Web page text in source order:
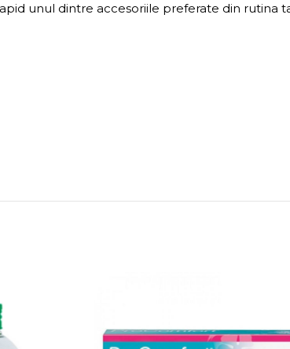
unul dintre accesoriile preferate din rutina